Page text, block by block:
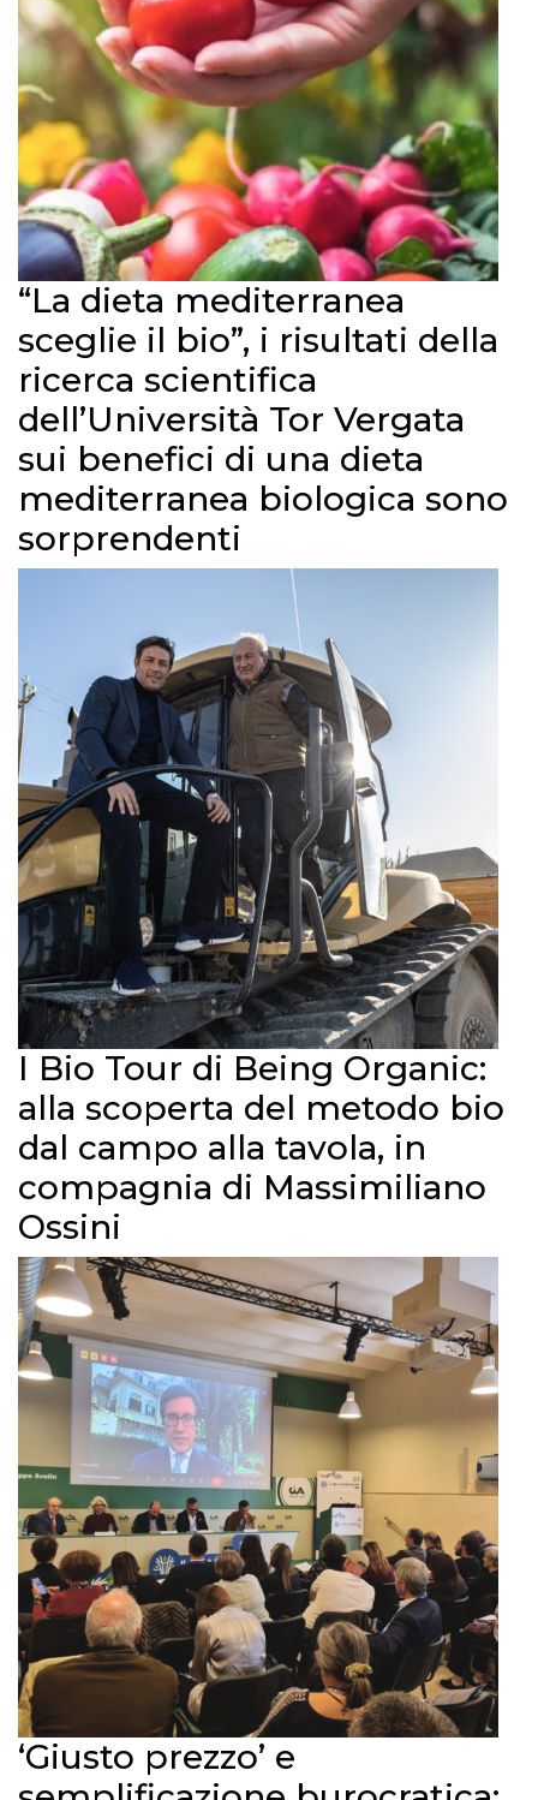
“La dieta mediterranea
sceglie il bio”, i risultati della
ricerca scientifica
dell’Università Tor Vergata
sui benefici di una dieta
mediterranea biologica sono
sorprendenti
I Bio Tour di Being Organic:
alla scoperta del metodo bio
dal campo alla tavola, in
compagnia di Massimiliano
Ossini
‘Giusto prezzo’ e